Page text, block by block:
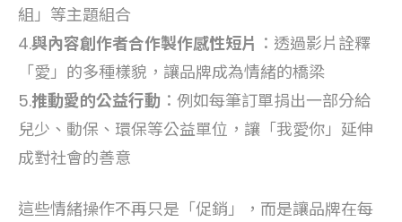
組」等主題組合
4.與內容創作者合作製作感性短片 ：透過影片詮釋
「愛」的多種樣貌，讓品牌成為情緒的橋梁
5.推動愛的公益行動 ：例如每筆訂單捐出一部分給
兒少、動保、環保等公益單位，讓「我愛你」延伸
成對社會的善意
這些情緒操作不再只是「促銷」，而是讓品牌在每